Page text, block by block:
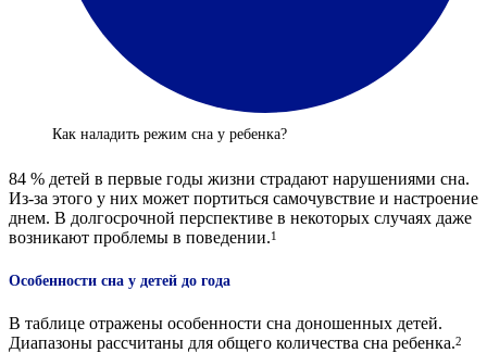
Как налaдить режим сна у ребенка?
84 % детей в первые годы жизни страдают нарушениями сна.
Из-за этого у них может портиться самочувствие и настроение
днем. В долгосрочной перспективе в некоторых случаях даже
возникают проблемы в поведении.1
Особенности сна у детей до года
В таблице отражены особенности сна доношенных детей.
Диапазоны рассчитаны для общего количества сна ребенка.2